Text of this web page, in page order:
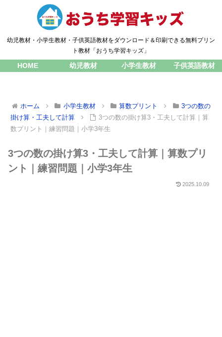
幼児教材・小学生教材・子供英語教材をダウンロード＆印刷できる無料プリン
ト教材「おうち学習キッズ」
HOME 幼児教材 小学生教材 子供英語教材
ホーム 小学生教材 算数プリント
3つの数の
掛け算・工夫して計算
3つの数の掛け算3・工夫して計算｜算
数プリント｜練習問題｜小学3年生
3つの数の掛け算3・工夫して計算｜算数プリ
ント｜練習問題｜小学3年生
2025.10.09